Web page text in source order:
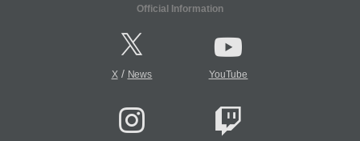
Official Information
X/ News YouTube